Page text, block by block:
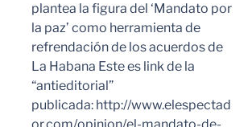
plantea la figura del ‘Mandato por
la paz’ como herramienta de
refrendación de los acuerdos de
La Habana Este es link de la
“antieditorial”
publicada: http://www.elespectad